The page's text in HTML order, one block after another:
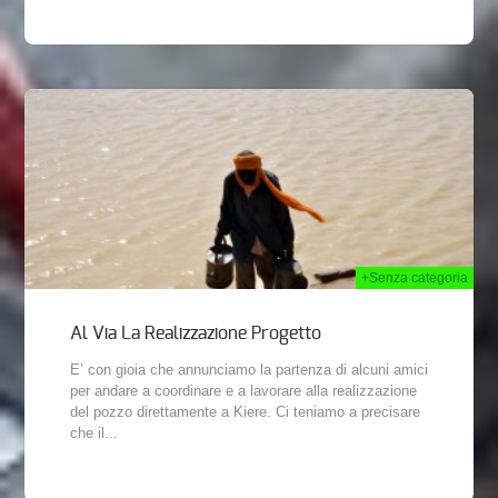
+Senza categoria
Al Via La Realizzazione Progetto
E’ con gioia che annunciamo la partenza di alcuni amici
per andare a coordinare e a lavorare alla realizzazione
del pozzo direttamente a Kiere. Ci teniamo a precisare
che il...